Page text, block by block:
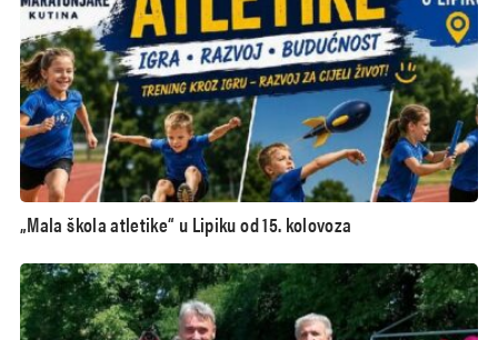
„Mala škola atletike“ u Lipiku od 15. kolovoza